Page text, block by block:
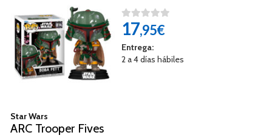
17,95€
Entrega:
2 a 4 días hábiles
Star Wars
ARC Trooper Fives